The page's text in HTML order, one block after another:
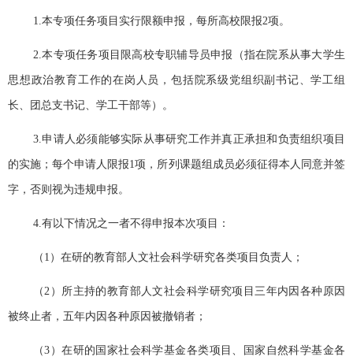
1.本专项任务项目实行限额申报，每所高校限报2项。
2.本专项任务项目限高校专职辅导员申报（指在院系从事大学生
思想政治教育工作的在岗人员，包括院系级党组织副书记、学工组
长、团总支书记、学工干部等）。
3.申请人必须能够实际从事研究工作并真正承担和负责组织项目
的实施；每个申请人限报1项，所列课题组成员必须征得本人同意并签
字，否则视为违规申报。
4.有以下情况之一者不得申报本次项目：
（ 1 ）在研的教育部人文社会科学研究各类项目负责人；
（2 ）所主持的教育部人文社会科学研究项目三年内因各种原因
被终止者，五年内因各种原因被撤销者；
（3 ）在研的国家社会科学基金各类项目、国家自然科学基金各